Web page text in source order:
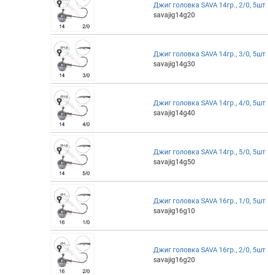
Джиг головка SAVA 14гр., 2/0, 5шт
savajig14g20
Джиг головка SAVA 14гр., 3/0, 5шт
savajig14g30
Джиг головка SAVA 14гр., 4/0, 5шт
savajig14g40
Джиг головка SAVA 14гр., 5/0, 5шт
savajig14g50
Джиг головка SAVA 16гр., 1/0, 5шт
savajig16g10
Джиг головка SAVA 16гр., 2/0, 5шт
savajig16g20